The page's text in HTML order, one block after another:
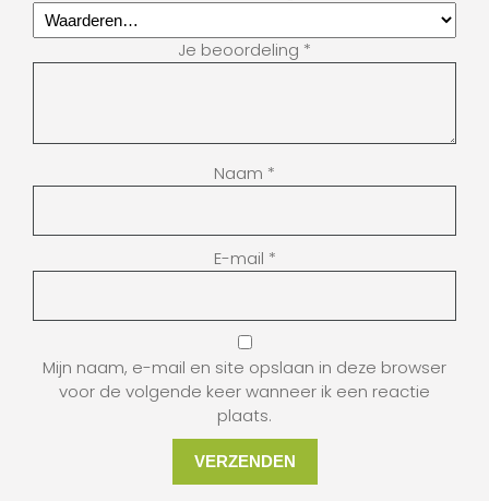
Je beoordeling *
Naam *
E-mail *
Mijn naam, e-mail en site opslaan in deze browser
voor de volgende keer wanneer ik een reactie
plaats.